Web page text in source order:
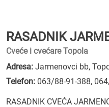
RASADNIK
Cveće i cvećare Topola
Adresa: Jarmenovci bb,
Telefon: 063/88-91-388,
RASADNIK CVEĆA